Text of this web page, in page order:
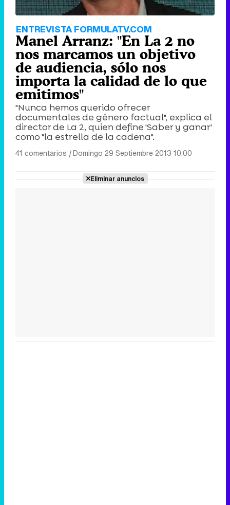
ENTREVISTA FORMULATV.COM
Manel Arranz: "En La 2 no
nos marcamos un objetivo
de audiencia, sólo nos
importa la calidad de lo que
emitimos"
"Nunca hemos querido ofrecer
documentales de género factual", explica el
director de La 2, quien define 'Saber y ganar'
como "la estrella de la cadena".
41 comentarios |Domingo 29 Septiembre 2013 10:00
Eliminar anuncios